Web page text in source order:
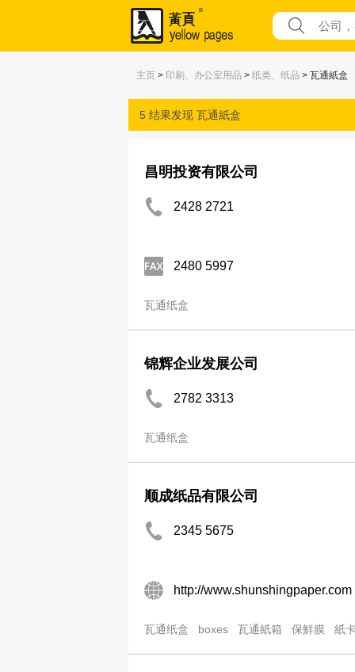
主页 > 印刷、办公室用品 > 纸类、纸品 > 瓦通紙盒
5 结果发现 瓦通紙盒
昌明投资有限公司
2428 2721
2480 5997
瓦通纸盒
锦辉企业发展公司
2782 3313
瓦通纸盒
顺成纸品有限公司
2345 5675
http://www.shunshingpaper.com
瓦通纸盒 boxes 瓦通紙箱 保鮮膜 紙